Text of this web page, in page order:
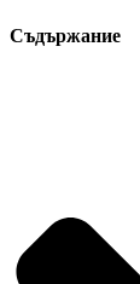
Съдържание